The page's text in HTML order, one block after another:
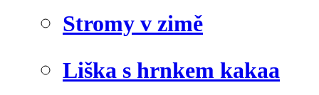
Stromy v zimě
Liška s hrnkem kakaa